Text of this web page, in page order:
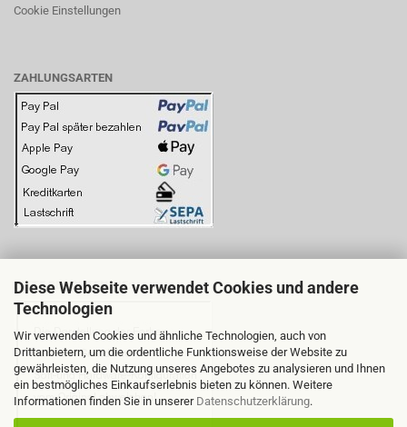
Diese Webseite verwendet Cookies und andere
Technologien
Wir verwenden Cookies und ähnliche Technologien, auch von
Drittanbietern, um die ordentliche Funktionsweise der Website zu
gewährleisten, die Nutzung unseres Angebotes zu analysieren und Ihnen
ein bestmögliches Einkaufserlebnis bieten zu können. Weitere
Informationen finden Sie in unserer Datenschutzerklärung.
Cookie Einstellungen
ZAHLUNGSARTEN
BITTE BEACHTEN SIE: